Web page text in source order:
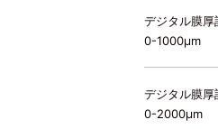
デジタル膜厚
0-1000μm
デジタル膜厚
0-2000μm